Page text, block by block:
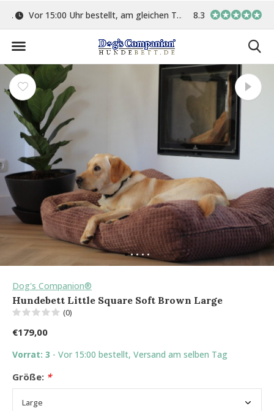
Vor 15:00 Uhr bestellt, am gleichen Tag versand In eigener
8.3
Dog's Companion®
Hundebett Little Square Soft Brown Large
(0)
€179,00
Vorrat: 3 - Vor 15:00 bestellt, Versand am selben Tag
Größe: *